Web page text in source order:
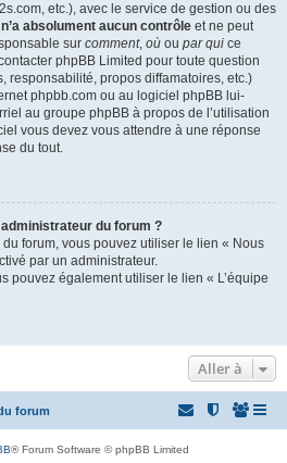
etc.), avec le service de gestion ou des
n’a absolument aucun contrôle et ne peut
sur comment, où ou par qui ce
phpBB Limited pour toute question
responsabilité, propos diffamatoires, etc.)
phpbb.com ou au logiciel phpBB lui-
au groupe phpBB à propos de l’utilisation
vous devez vous attendre à une réponse
du tout.
du forum ?
forum, vous pouvez utiliser le lien « Nous
par un administrateur.
pouvez également utiliser le lien « L’équipe
Aller à
forum
® Forum Software © phpBB Limited